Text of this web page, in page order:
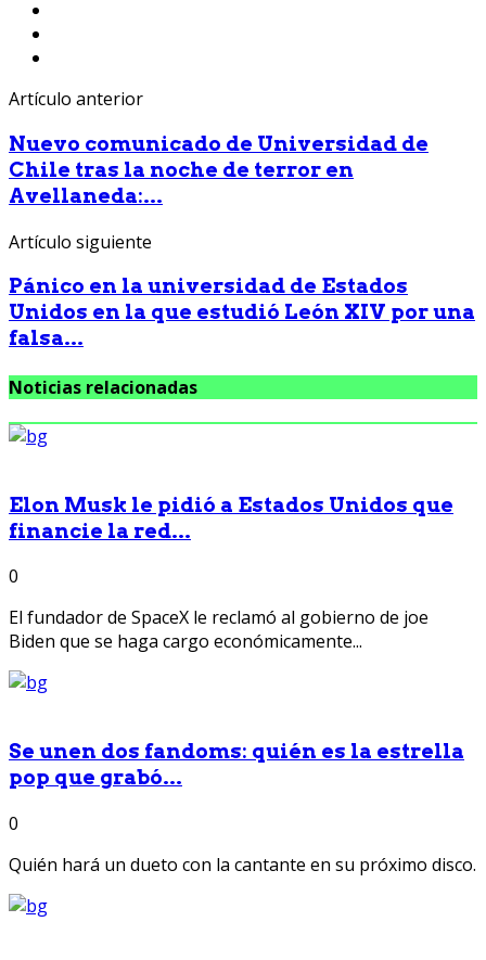
Artículo anterior
Nuevo comunicado de Universidad de
Chile tras la noche de terror en
Avellaneda:...
Artículo siguiente
Pánico en la universidad de Estados
Unidos en la que estudió León XIV por una
falsa...
Noticias relacionadas
Elon Musk le pidió a Estados Unidos que
financie la red...
0
El fundador de SpaceX le reclamó al gobierno de joe
Biden que se haga cargo económicamente...
Se unen dos fandoms: quién es la estrella
pop que grabó...
0
Quién hará un dueto con la cantante en su próximo disco.